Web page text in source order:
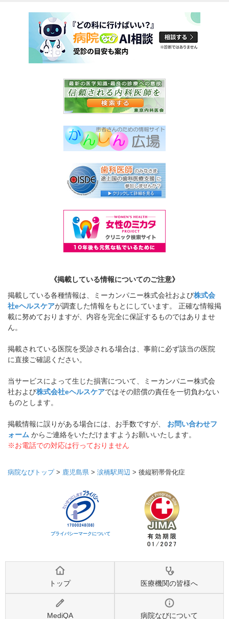
《掲載している情報についてのご注意》
掲載している各種情報は、ミーカンパニー株式会社および株式会
社eヘルスケアが調査した情報をもとにしています。 正確な情報掲
載に努めておりますが、内容を完全に保証するものではありませ
ん。
掲載されている医院を受診される場合は、事前に必ず該当の医院
に直接ご確認ください。
当サービスによって生じた損害について、ミーカンパニー株式会
社および株式会社eヘルスケアではその賠償の責任を一切負わない
ものとします。
掲載情報に誤りがある場合には、お手数ですが、 お問い合わせフ
ォーム からご連絡をいただけますようお願いいたします。
※お電話での対応は行っておりません
病院なびトップ> 鹿児島県 > 涙橋駅周辺 > 後縦靭帯骨化症
プライバシーマークについて
トップ 医療機関の皆様へ
MediQA 病院なびについて